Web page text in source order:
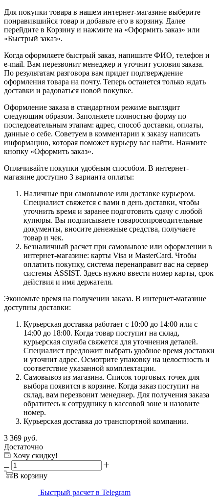
Для покупки товара в нашем интернет-магазине выберите
понравившийся товар и добавьте его в корзину. Далее
перейдите в Корзину и нажмите на «Оформить заказ» или
«Быстрый заказ».
Когда оформляете быстрый заказ, напишите ФИО, телефон и
e-mail. Вам перезвонит менеджер и уточнит условия заказа.
По результатам разговора вам придет подтверждение
оформления товара на почту. Теперь останется только ждать
доставки и радоваться новой покупке.
Оформление заказа в стандартном режиме выглядит
следующим образом. Заполняете полностью форму по
последовательным этапам: адрес, способ доставки, оплаты,
данные о себе. Советуем в комментарии к заказу написать
информацию, которая поможет курьеру вас найти. Нажмите
кнопку «Оформить заказ».
Оплачивайте покупки удобным способом. В интернет-
магазине доступно 3 варианта оплаты:
Наличные при самовывозе или доставке курьером.
Специалист свяжется с вами в день доставки, чтобы
уточнить время и заранее подготовить сдачу с любой
купюры. Вы подписываете товаросопроводительные
документы, вносите денежные средства, получаете
товар и чек.
Безналичный расчет при самовывозе или оформлении в
интернет-магазине: карты Visa и MasterCard. Чтобы
оплатить покупку, система перенаправит вас на сервер
системы ASSIST. Здесь нужно ввести номер карты, срок
действия и имя держателя.
Экономьте время на получении заказа. В интернет-магазине
доступны доставки:
Курьерская доставка работает с 10:00 до 14:00 или с
14:00 до 18:00. Когда товар поступит на склад,
курьерская служба свяжется для уточнения деталей.
Специалист предложит выбрать удобное время доставки
и уточнит адрес. Осмотрите упаковку на целостность и
соответствие указанной комплектации.
Самовывоз из магазина. Список торговых точек для
выбора появится в корзине. Когда заказ поступит на
склад, вам перезвонит менеджер. Для получения заказа
обратитесь к сотруднику в кассовой зоне и назовите
номер.
Курьерская доставка до транспортной компании.
3 369 руб.
Достаточно
Хочу скидку!
В корзину
Быстрый расчет в Telegram